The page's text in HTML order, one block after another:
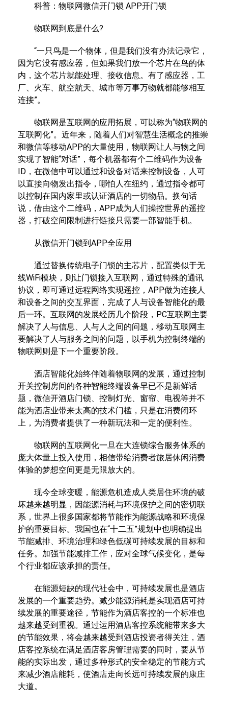
科普：物联网微信开门锁 APP开门锁
物联网到底是什么?
“一只鸟是一个物体，但是我们没有办法记录它，
因为它没有感应器，但如果我们放一个芯片在鸟的体
内，这个芯片就能处理、接收信息。有了感应器，工
厂、火车、航空航天、城市等万事万物就都能够相互
连接”。
物联网是互联网的应用拓展，可以称为“物联网的
互联网化”。近年来，随着人们对智慧生活概念的推崇
和微信等移动APP的大量使用，物联网让人与物之间
实现了智能“对话”，每个机器都有个二维码作为设备
ID，在微信中可以通过和设备对话来控制设备，人可
以直接向物发出指令，哪怕人在纽约，通过指令都可
以控制在国内家里或认证酒店的一切物品。换句话
说，借由这个二维码，APP成为人们操控世界的遥控
器，打破空间限制进行链接只需要一部智能手机。
从微信开门锁到APP全应用
通过替换传统电子门锁的主芯片，配置类似于无
线WiFi模块，则让门锁接入互联网，通过特殊的通讯
协议，即可通过远程网络实现遥控，APP做为连接人
和设备之间的交互界面，完成了人与设备智能化的最
后一环。互联网的发展经历几个阶段，PC互联网主要
解决了人与信息、人与人之间的问题，移动互联网主
要解决了人与服务之间的问题，以手机为控制终端的
物联网则是下一个重要阶段。
酒店智能化始终伴随着物联网的发展，通过控制
开关控制房间的各种智能终端设备早已不是新鲜话
题，微信开酒店门锁、控制灯光、窗帘、电视等并不
能为酒店业带来太高的技术门槛，只是在消费闭环
上，为消费者提供了一种新玩法和一定的便利性。
物联网的互联网化一旦在大连锁综合服务体系的
庞大体量上投入使用，相信带给消费者旅居休闲消费
体验的梦想空间更是无限放大的。
现今全球变暖，能源危机造成人类居住环境的破
坏越来越明显，因能源消耗与环境保护之间的密切联
系，世界上很多国家都将节能作为能源战略和环境保
护的重要目标。我国也在“十二五”规划中也明确提出
节能减排、环境治理和绿色低碳可持续发展的目标和
任务。加强节能减排工作，应对全球气候变化，是每
个行业都应该承担的责任。
在能源短缺的现代社会中，可持续发展也是酒店
发展的一个重要趋势。减少能源消耗是实现酒店可持
续发展的重要途径，节能作为酒店客控的一个标准也
越来越受到重视。通过运用酒店客控系统能带来多大
的节能效果，将会越来越受到酒店投资者得关注，酒
店客控系统在满足酒店客房管理需要的同时，要从节
能的实际出发，通过多种形式的安全稳定的节能方式
来减少酒店能耗，使酒店走向长远可持续发展的康庄
大道。